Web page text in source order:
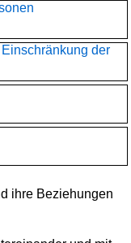
der
ihre Beziehungen